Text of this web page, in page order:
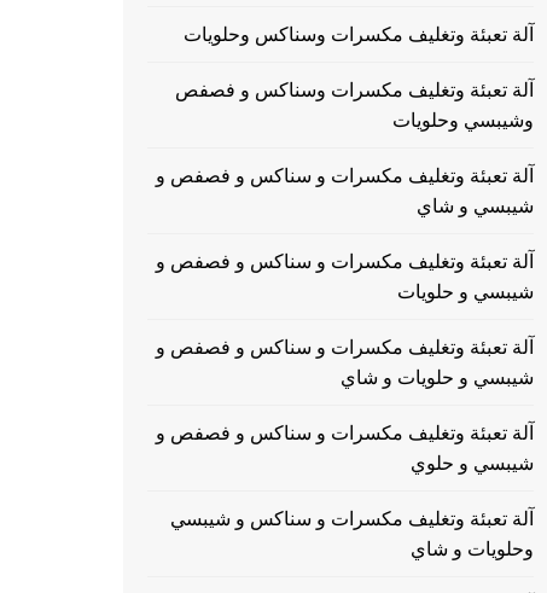
آلة تعبئة وتغليف مكسرات وسناكس وحلويات
آلة تعبئة وتغليف مكسرات وسناكس و فصفص
وشيبسي وحلويات
آلة تعبئة وتغليف مكسرات و سناكس و فصفص و
شيبسي و شاي
آلة تعبئة وتغليف مكسرات و سناكس و فصفص و
شيبسي و حلويات
آلة تعبئة وتغليف مكسرات و سناكس و فصفص و
شيبسي و حلويات و شاي
آلة تعبئة وتغليف مكسرات و سناكس و فصفص و
شيبسي و حلوي
آلة تعبئة وتغليف مكسرات و سناكس و شيبسي
وحلويات و شاي